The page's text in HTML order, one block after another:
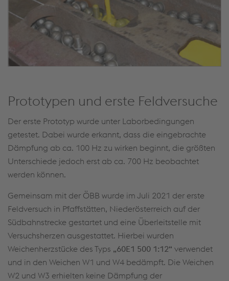
Prototypen und erste Feldversuche
Der erste Prototyp wurde unter Laborbedingungen
getestet. Dabei wurde erkannt, dass die eingebrachte
Dämpfung ab ca. 100 Hz zu wirken beginnt, die größten
Unterschiede jedoch erst ab ca. 700 Hz beobachtet
werden können.
Gemeinsam mit der ÖBB wurde im Juli 2021 der erste
Feldversuch in Pfaffstätten, Niederösterreich auf der
Südbahnstrecke gestartet und eine Überleitstelle mit
Versuchsherzen ausgestattet. Hierbei wurden
Weichenherzstücke des Typs „60E1 500 1:12“ verwendet
und in den Weichen W1 und W4 bedämpft. Die Weichen
W2 und W3 erhielten keine Dämpfung der